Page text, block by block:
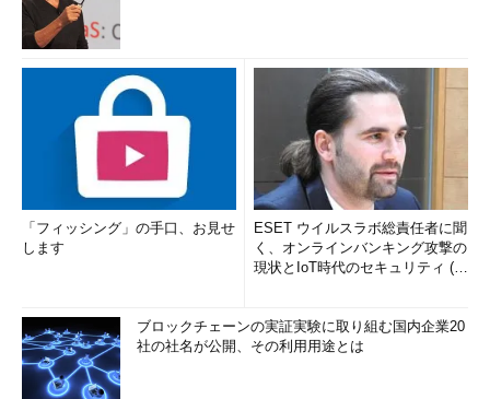
「フィッシング」の手口、お見せ
します
ESET ウイルスラボ総責任者に聞
く、オンラインバンキング攻撃の
現状とIoT時代のセキュリティ (1/
ブロックチェーンの実証実験に取り組む国内企業20
社の社名が公開、その利用用途とは